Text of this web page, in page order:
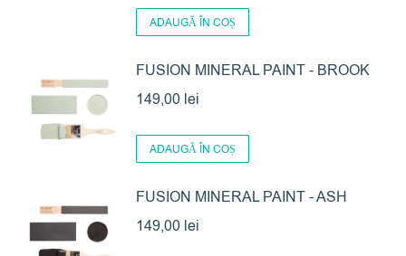
ADAUGĂ ÎN COȘ
FUSION MINERAL PAINT - BROOK
149,00 lei
ADAUGĂ ÎN COȘ
FUSION MINERAL PAINT - ASH
149,00 lei